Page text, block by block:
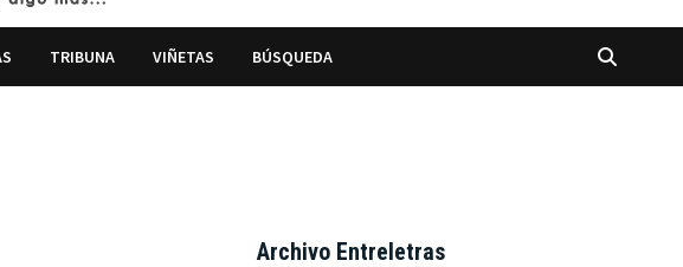
TRIBUNA VIÑETAS BÚSQUEDA
Archivo Entreletras